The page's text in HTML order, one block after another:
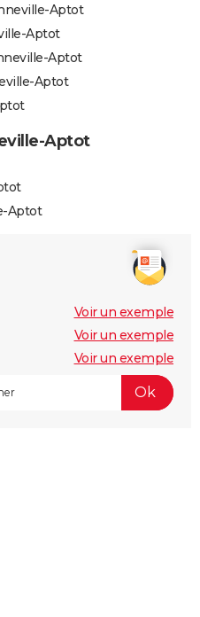
Aptot
Aptot
Aptot
Aptot
Aptot
Aptot
Voir un exemple
Voir un exemple
Voir un exemple